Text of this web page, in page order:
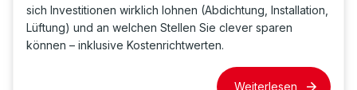
sich Investitionen wirklich lohnen (Abdichtung, Installation,
Lüftung) und an welchen Stellen Sie clever sparen
können – inklusive Kostenrichtwerten.
Weiterlesen